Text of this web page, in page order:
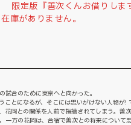
限定版『善次くんお借りしま
庫がありません。
合のために東京へと向かった。
ことになるが、そこには思いがけない人物が!
花岡との関係を人前で指摘されてしまう。善
一方の花岡は、合宿で善次との将来について